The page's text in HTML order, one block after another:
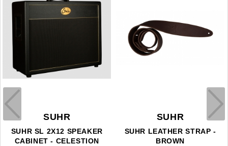
SUHR
SUHR SL 2X12 SPEAKER
CABINET - CELESTION
SUHR
SUHR LEATHER STRAP -
BROWN